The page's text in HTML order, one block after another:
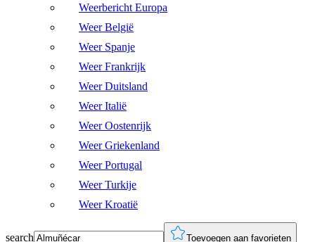
Weerbericht Europa
Weer België
Weer Spanje
Weer Frankrijk
Weer Duitsland
Weer Italië
Weer Oostenrijk
Weer Griekenland
Weer Portugal
Weer Turkije
Weer Kroatië
search Toevoegen aan favorieten